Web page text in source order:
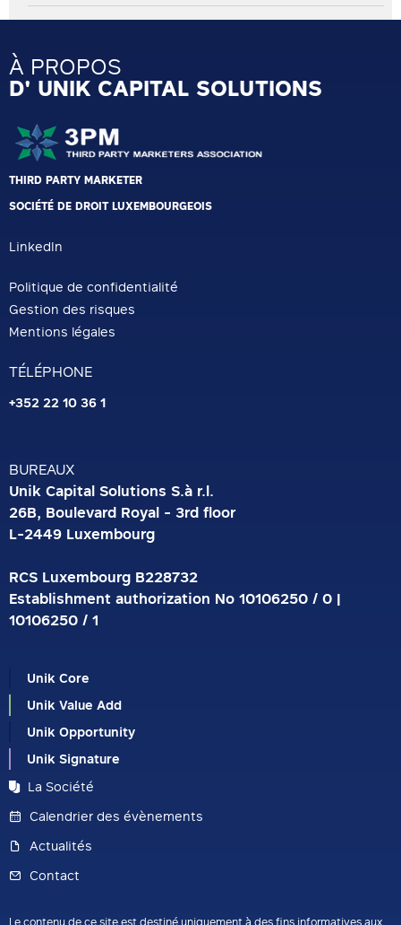
À PROPOS
D' UNIK CAPITAL SOLUTIONS
THIRD PARTY MARKETER
SOCIÉTÉ DE DROIT LUXEMBOURGEOIS
LinkedIn
Politique de confidentialité
Gestion des risques
Mentions légales
TÉLÉPHONE
+352 22 10 36 1
BUREAUX
Unik Capital Solutions S.à r.l.
26B, Boulevard Royal - 3rd floor
L-2449 Luxembourg
RCS Luxembourg B228732
Establishment authorization No 10106250 / 0 |
10106250 / 1
Unik Core
Unik Value Add
Unik Opportunity
Unik Signature
La Société
Calendrier des évènements
Actualités
Contact
Le contenu de ce site est destiné uniquement à des fins informatives aux